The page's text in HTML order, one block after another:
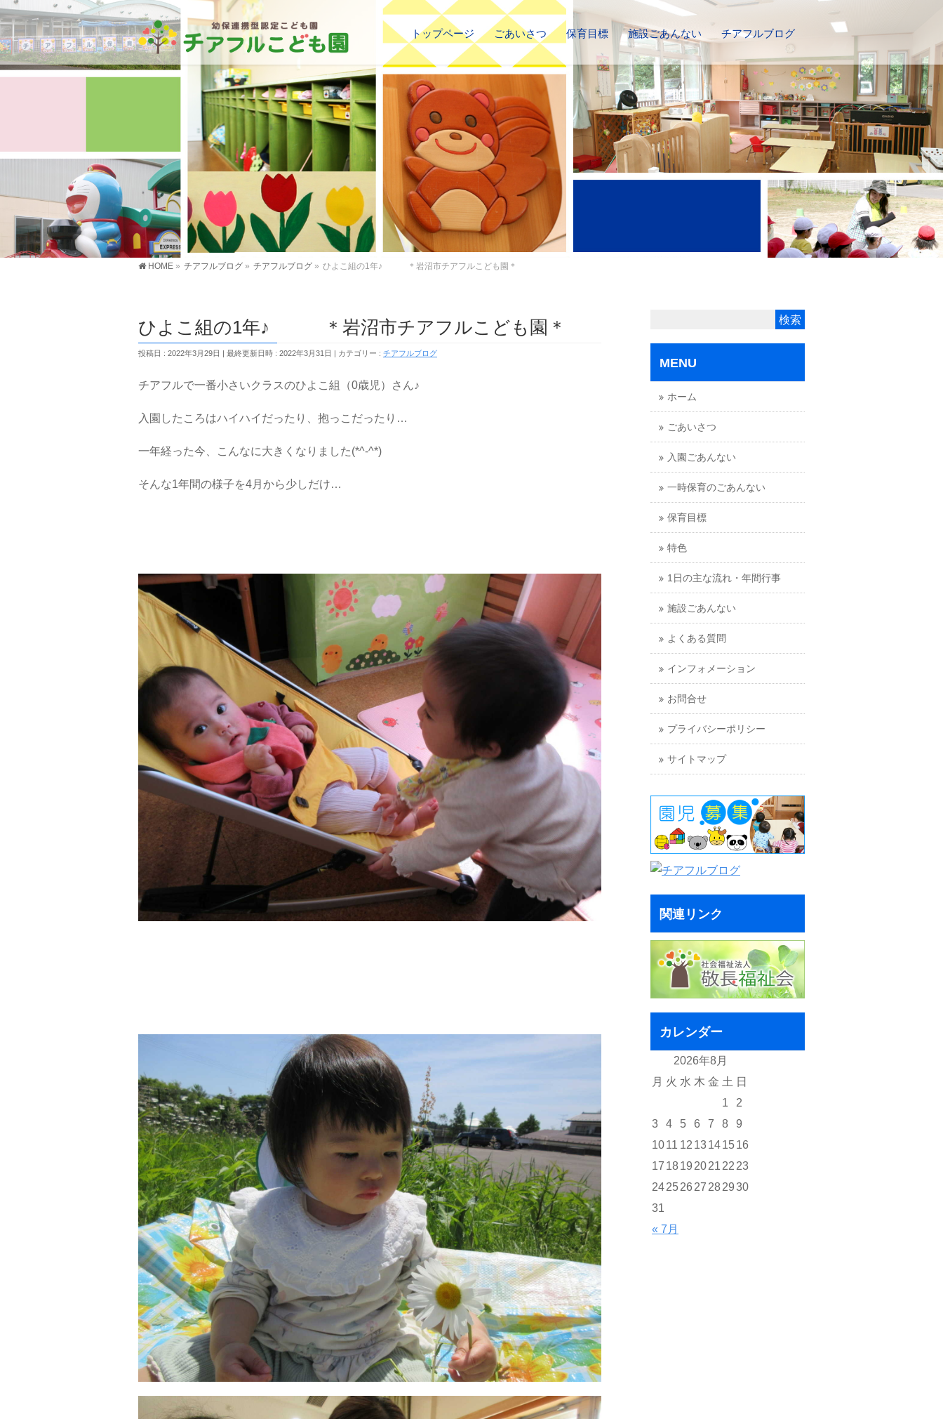
トップページ ごあいさつ 保育目標 施設ごあんない チアフルブログ
HOME » チアフルブログ » チアフルブログ » ひよこ組の1年♪ ＊岩沼市チアフルこども園＊
ひよこ組の1年♪ ＊岩沼市チアフルこども園＊
投稿日 : 2022年3月29日 最終更新日時 : 2022年3月31日 カテゴリー : チアフルブログ
チアフルで一番小さいクラスのひよこ組（0歳児）さん♪
入園したころはハイハイだったり、抱っこだったり…
一年経った今、こんなに大きくなりました(*^-^*)
そんな1年間の様子を4月から少しだけ…
MENU
ホーム
ごあいさつ
入園ごあんない
一時保育のごあんない
保育目標
特色
1日の主な流れ・年間行事
施設ごあんない
よくある質問
インフォメーション
お問合せ
プライバシーポリシー
サイトマップ
関連リンク
カレンダー
2026年8月
月 火 水 木 金 土 日
« 7月
1
2
3
4 5 6 7 8
9
1011 12 13141516
17 1819 2021 22 23
242526 27 282930
31